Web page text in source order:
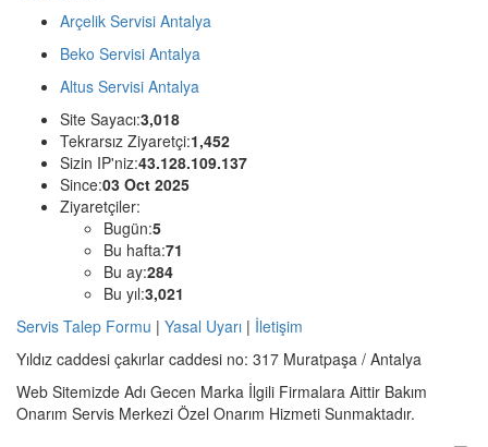
Arçelik Servisi Antalya
Beko Servisi Antalya
Altus Servisi Antalya
Site Sayacı:3,018
Tekrarsız Ziyaretçi:1,452
Sizin IP'niz:43.128.109.137
Since:03 Oct 2025
Ziyaretçiler:
Bugün:5
Bu hafta:71
Bu ay:284
Bu yıl:3,021
Servis Talep Formu | Yasal Uyarı | İletişim
Yıldız caddesi çakırlar caddesi no: 317 Muratpaşa / Antalya
Web Sitemizde Adı Gecen Marka İlgili Firmalara Aittir Bakım
Onarım Servis Merkezi Özel Onarım Hizmeti Sunmaktadır.